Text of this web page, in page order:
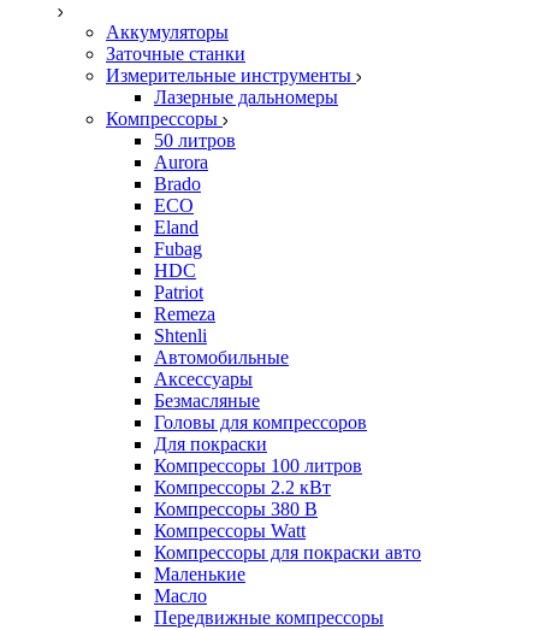
Аккумуляторы
Заточные станки
Измерительные инструменты
Лазерные дальномеры
Компрессоры
50 литров
Aurora
Brado
ECO
Eland
Fubag
HDC
Patriot
Remeza
Shtenli
Автомобильные
Аксессуары
Безмасляные
Головы для компрессоров
Для покраски
Компрессоры 100 литров
Компрессоры 2.2 кВт
Компрессоры 380 В
Компрессоры Watt
Компрессоры для покраски авто
Маленькие
Масло
Передвижные компрессоры